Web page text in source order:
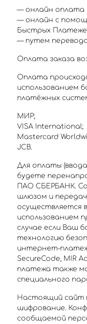
— онлайн оплата
— онлайн с
Быстрых
— путем
Оплата заказа
Оплата
использованием
платёжных
МИР;
VISA International;
Mastercard
JCB.
Для оплаты
будете
ПАО СБЕРБАНК.
шлюзом и
осуществляется
использованием
случае если Ваш
технологию
интернет-
SecureCode, MIR
платежа также
специального
Настоящий сайт
шифрование.
сообщаемой